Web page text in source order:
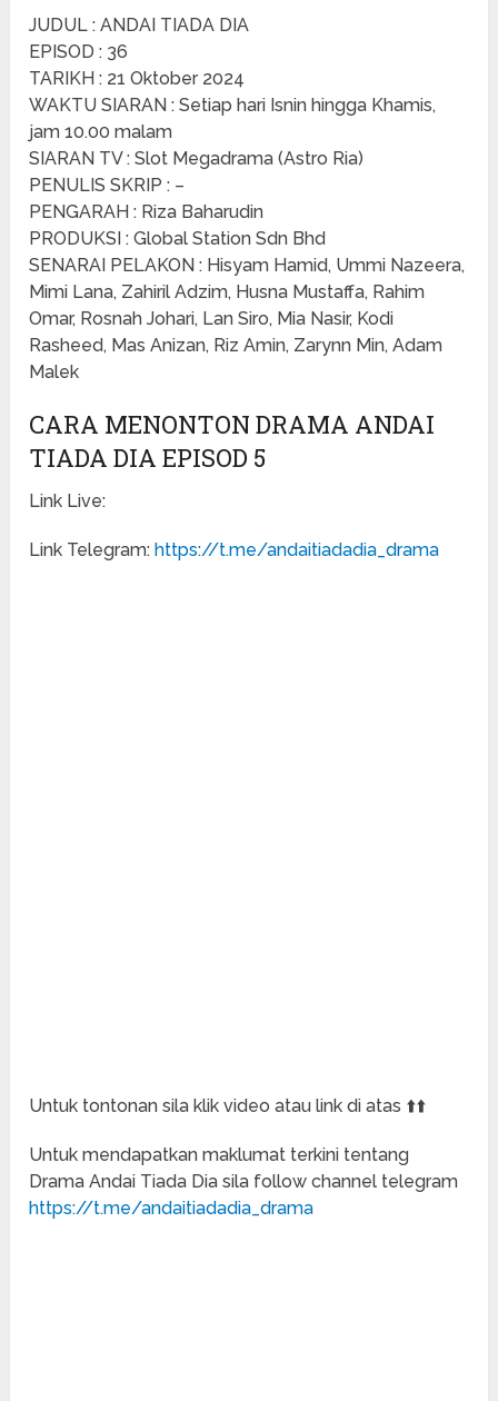
JUDUL : ANDAI TIADA DIA
EPISOD : 36
TARIKH : 21 Oktober 2024
WAKTU SIARAN : Setiap hari Isnin hingga Khamis,
jam 10.00 malam
SIARAN TV : Slot Megadrama (Astro Ria)
PENULIS SKRIP : –
PENGARAH : Riza Baharudin
PRODUKSI : Global Station Sdn Bhd
SENARAI PELAKON : Hisyam Hamid, Ummi Nazeera,
Mimi Lana, Zahiril Adzim, Husna Mustaffa, Rahim
Omar, Rosnah Johari, Lan Siro, Mia Nasir, Kodi
Rasheed, Mas Anizan, Riz Amin, Zarynn Min, Adam
Malek
CARA MENONTON DRAMA ANDAI
TIADA DIA EPISOD 5
Link Live:
Link Telegram: https://t.me/andaitiadadia_drama
Untuk tontonan sila klik video atau link di atas ⬆️⬆️
Untuk mendapatkan maklumat terkini tentang
Drama Andai Tiada Dia sila follow channel telegram
https://t.me/andaitiadadia_drama